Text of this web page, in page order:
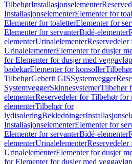
TilbehørInstallasjonselementer
InstallasjonselementerElementer for
Elementer for toaletterElementer for
Elementer for servanterBidé-elementer
elementerUrinalelementerReservedeler
UrinalelementerElementer for dusjer
for Elementer for dusjer med veggavløp
badekarElementer for konsollerTilbehør
TilbehørGeberit GISSystemvegger
SystemveggerSkinnesystemerTilbehør
elementerReservedeler for Tilbehør for
elementerTilbehør for
lydisoleringBekledninger
InstallasjonselementerElementer for
Elementer for servanterBidé-elementer
elementerUrinalelementerReservedeler
UrinalelementerElementer for dusjer
for Elementer for dusjer med veggavløp